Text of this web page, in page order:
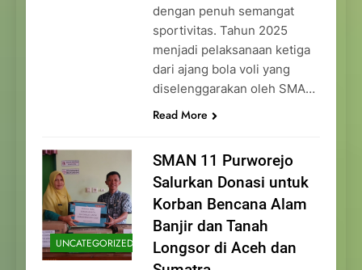
dengan penuh semangat
sportivitas. Tahun 2025
menjadi pelaksanaan ketiga
dari ajang bola voli yang
diselenggarakan oleh SMA…
Read More
UNCATEGORIZED
SMAN 11 Purworejo
Salurkan Donasi untuk
Korban Bencana Alam
Banjir dan Tanah
Longsor di Aceh dan